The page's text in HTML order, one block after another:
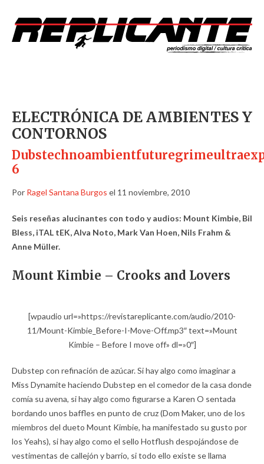
ELECTRÓNICA DE AMBIENTES Y
CONTORNOS
6
Por Ragel Santana Burgos el 11 noviembre, 2010
Seis reseñas alucinantes con todo y audios: Mount Kimbie, Bil
Bless, iTAL tEK, Alva Noto, Mark Van Hoen, Nils Frahm &
Anne Müller.
Mount Kimbie – Crooks and Lovers
[wpaudio url=»https://revistareplicante.com/audio/2010-
11/Mount-Kimbie_Before-I-Move-Off.mp3″ text=»Mount
Kimbie – Before I move off» dl=»0″]
Dubstep con refinación de azúcar. Si hay algo como imaginar a
Miss Dynamite haciendo Dubstep en el comedor de la casa donde
comía su avena, si hay algo como figurarse a Karen O sentada
bordando unos baffles en punto de cruz (Dom Maker, uno de los
miembros del dueto Mount Kimbie, ha manifestado su gusto por
los Yeahs), si hay algo como el sello Hotflush despojándose de
vestimentas de callejón y barrio, si todo ello existe se llama